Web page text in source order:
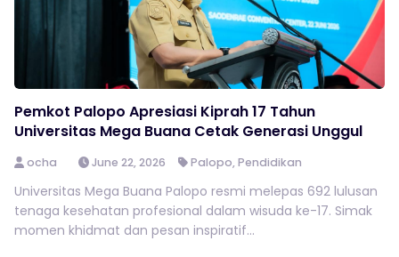
Pemkot Palopo Apresiasi Kiprah 17 Tahun
Universitas Mega Buana Cetak Generasi Unggul
ocha June 22, 2026 Palopo,Pendidikan
Universitas Mega Buana Palopo resmi melepas 692 lulusan
tenaga kesehatan profesional dalam wisuda ke-17. Simak
momen khidmat dan pesan inspiratif...